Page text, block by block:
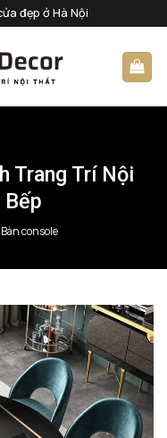
đẹp ở Hà Nội
Trang Trí Nội
Bàn console